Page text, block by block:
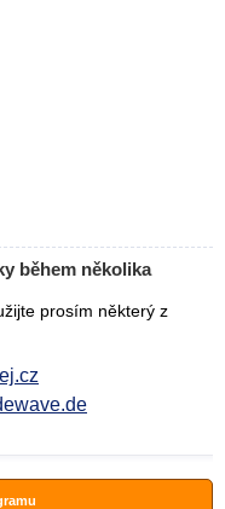
během několika
prosím některý z